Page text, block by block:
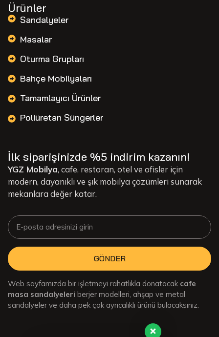
Ürünler
Sandalyeler
Masalar
Oturma Grupları
Bahçe Mobilyaları
Tamamlayıcı Ürünler
Poliüretan Süngerler
İlk siparişinizde %5 indirim kazanın!
YGZ Mobilya, cafe, restoran, otel ve ofisler için
modern, dayanıklı ve şık mobilya çözümleri sunarak
mekanlara değer katar.
GÖNDER
Web sayfamızda bir işletmeyi rahatlıkla donatacak cafe
masa sandalyeleri berjer modelleri, ahşap ve metal
sandalyeler ve daha pek çok ayrıcalıklı ürünü bulacaksınız.